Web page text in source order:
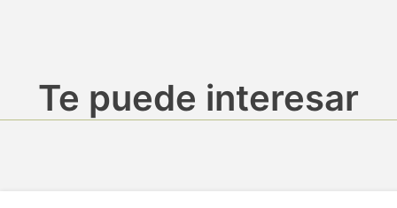
Te puede interesar